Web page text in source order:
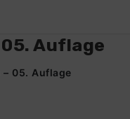
Auflage
– 05. Auflage